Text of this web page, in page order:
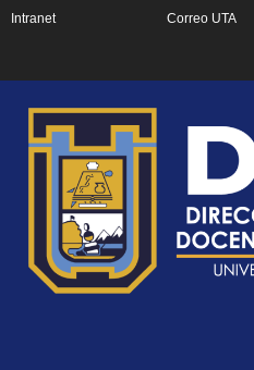
Intranet Correo UTA